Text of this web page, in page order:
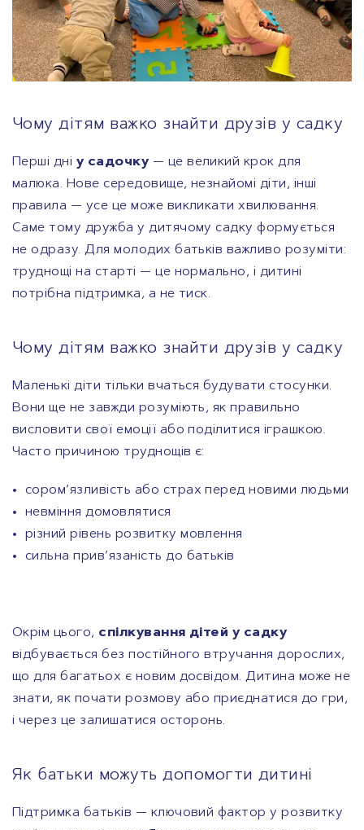
Чому дітям важко знайти друзів у садку
Перші дні у садочку — це великий крок для
малюка. Нове середовище, незнайомі діти, інші
правила — усе це може викликати хвилювання.
Саме тому дружба у дитячому садку формується
не одразу. Для молодих батьків важливо розуміти:
труднощі на старті — це нормально, і дитині
потрібна підтримка, а не тиск.
Чому дітям важко знайти друзів у садку
Маленькі діти тільки вчаться будувати стосунки.
Вони ще не завжди розуміють, як правильно
висловити свої емоції або поділитися іграшкою.
Часто причиною труднощів є:
сором’язливість або страх перед новими людьми
невміння домовлятися
різний рівень розвитку мовлення
сильна прив’язаність до батьків
Окрім цього, спілкування дітей у садку
відбувається без постійного втручання дорослих,
що для багатьох є новим досвідом. Дитина може не
знати, як почати розмову або приєднатися до гри,
і через це залишатися осторонь.
Як батьки можуть допомогти дитині
Підтримка батьків — ключовий фактор у розвитку